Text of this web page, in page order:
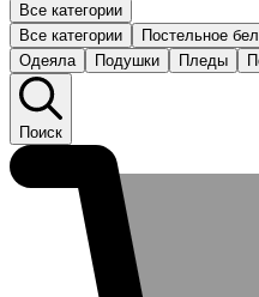
Все категории
Все категории
Постельное
Одеяла
Подушки Пледы
Поиск